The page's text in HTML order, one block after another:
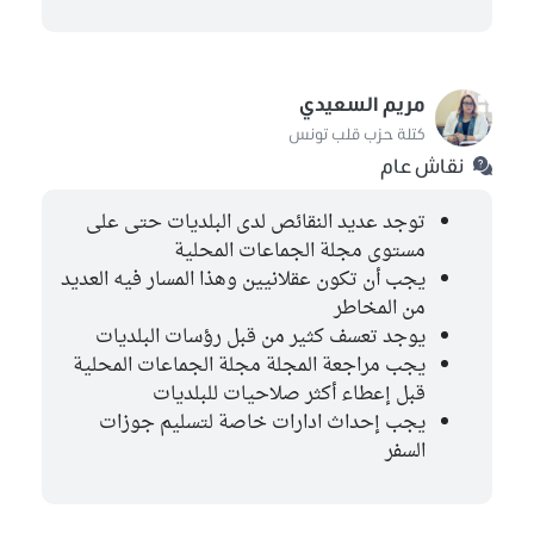
مريم السعيدي
كتلة حزب قلب تونس
نقاش عام
توجد عديد النقائص لدى البلديات حتى على
مستوى مجلة الجماعات المحلية
يجب أن تكون عقلانيين وهذا المسار فيه العديد
من المخاطر
يوجد تعسف كثير من قبل رؤسات البلديات
يجب مراجعة المجلة مجلة الجماعات المحلية
قبل إعطاء أكثر صلاحيات للبلديات
يجب إحداث ادارات خاصة لتسليم جوزات
السفر